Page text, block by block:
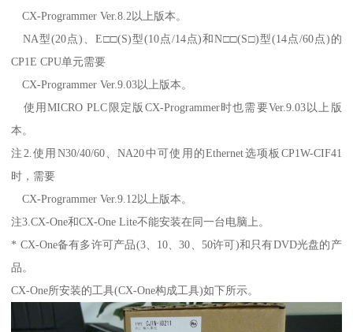
CX-Programmer Ver.8.2以上版本。
NA型(20点)、E□□(S)型(10点/14点)和N□□(S□)型(14点/60点)的
CP1E CPU单元需要
CX-Programmer Ver.9.03以上版本。
使用MICRO PLC限定版CX-Programmer时也需要Ver.9.03以上版
本。
注2.使用N30/40/60、NA20中可使用的Ethernet选项板CP1W-CIF41
时，需要
CX-Programmer Ver.9.12以上版本。
注3.CX-One和CX-One Lite不能安装在同一台电脑上。
* CX-One备有多许可产品(3、10、30、50许可)和只有DVD光盘的产
品。
CX-One所安装的工具(CX-One构成工具)如下所示。